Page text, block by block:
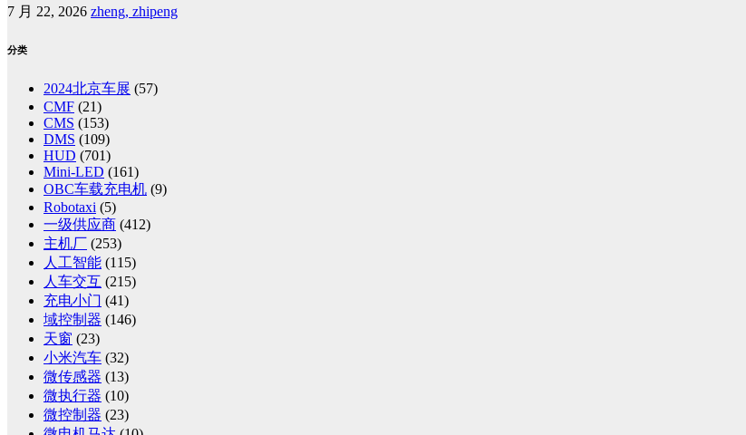
7 月 22, 2026 zheng, zhipeng
分类
2024北京车展 (57)
CMF (21)
CMS (153)
DMS (109)
HUD (701)
Mini-LED (161)
OBC车载充电机 (9)
Robotaxi (5)
一级供应商 (412)
主机厂 (253)
人工智能 (115)
人车交互 (215)
充电小门 (41)
域控制器 (146)
天窗 (23)
小米汽车 (32)
微传感器 (13)
微执行器 (10)
微控制器 (23)